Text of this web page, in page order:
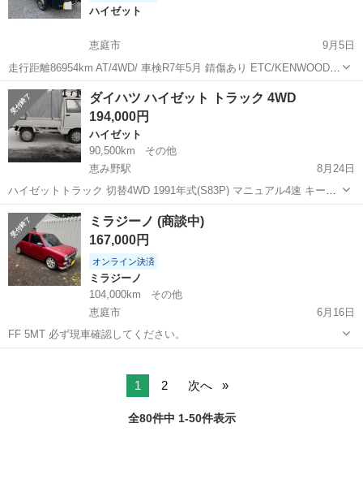
ハイゼット
恵庭市
9月5日
走行距離86954km AT/4WD/ 車検R7年5月 錆傷あり ETC/KENWOODナ
ビBluetooth 社外スピーカー ヒッチメンバー 社外フロントバンパー、
スタッドレス付けます 昨年ディーラーにてミッションOH 現...
北海道 恵庭市 ハイゼット ジャンボ
ダイハツ ハイゼット トラック 4WD
194,000円
ハイゼット
90,500km
その他
恵み野駅
8月24日
ハイゼットトラック 切替4WD 1991年式(S83P) マニュアル4速 キーレ
スドア、モモのウッドステアリング、ワンセグ付きナビ、タコメー
タ、ルーフキャリア、荷台パイプ シート加工 タイベル交換 表示有り
古い車...
北海道 恵庭市 ハイゼット
ミラジーノ (商談中)
167,000円
オンライン決済
ミラジーノ
104,000km
その他
恵庭市
6月16日
FF 5MT 必ず現車確認してください。
1 2 次へ
全80件中 1-50件表示